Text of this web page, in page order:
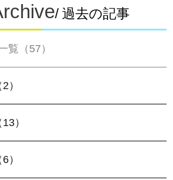
/ 過去の記事
覧（57）
）
）
）